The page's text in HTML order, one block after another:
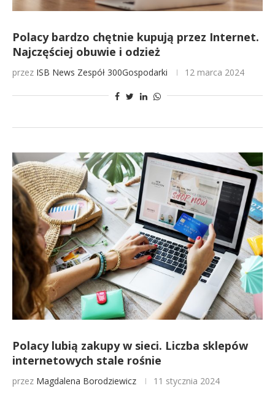
Polacy bardzo chętnie kupują przez Internet.
Najczęściej obuwie i odzież
przez ISB News Zespół 300Gospodarki 12 marca 2024
Polacy lubią zakupy w sieci. Liczba sklepów
internetowych stale rośnie
przez Magdalena Borodziewicz 11 stycznia 2024